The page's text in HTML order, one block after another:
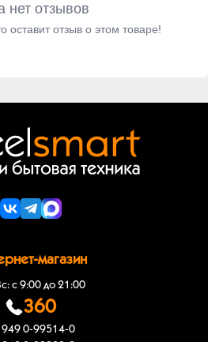
нет отзывов
оставит отзыв о этом товаре!
магазин
с 9:00 до 21:00
360
949 0-99514-0